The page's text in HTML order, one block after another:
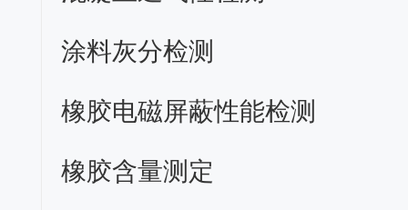
涂料灰分检测
橡胶电磁屏蔽性能检测
橡胶含量测定